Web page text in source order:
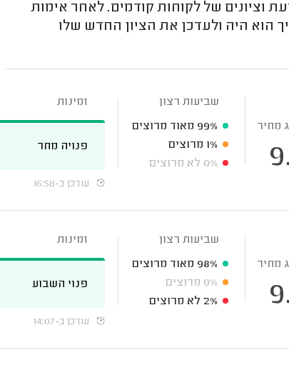
וציונים של לקוחות קודמים. לאחר אימות
הוא היה ולעדכן את הציון החדש שלו
מחיר
שביעות רצון
99% מאוד מרוצים
1% מרוצים
0% לא מרוצים
זמינות
פנויה מחר
עודכן ב-16:58
מחיר
שביעות רצון
98% מאוד מרוצים
0% מרוצים
2% לא מרוצים
זמינות
פנוי השבוע
עודכן ב-14:07